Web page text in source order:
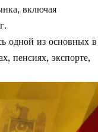
включая
одной из основных в
пенсиях, экспорте,